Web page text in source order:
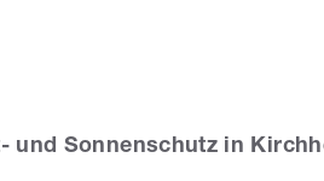
und Sonnenschutz in